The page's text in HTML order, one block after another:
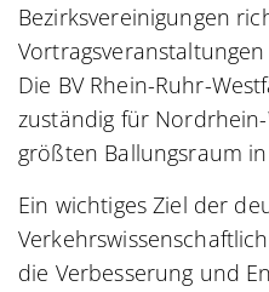
Bezirksvereinigungen
Die BV Rhein-Ruhr-
zuständig für
größten Ballungsraum
Ein wichtiges Ziel der
die Verbesserung und